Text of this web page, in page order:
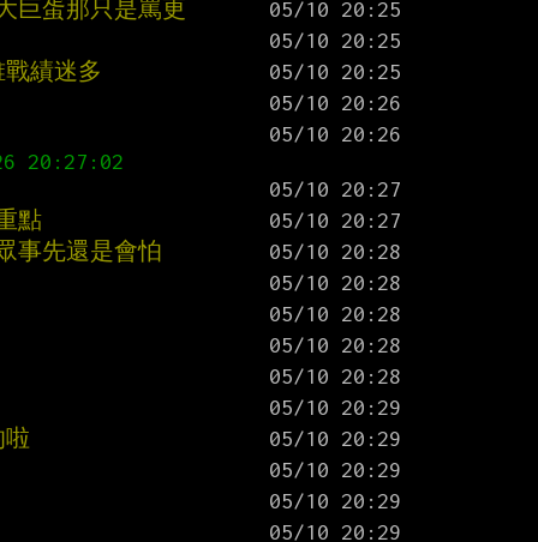
巨蛋那只是罵更
績迷多
點
事先還是會怕